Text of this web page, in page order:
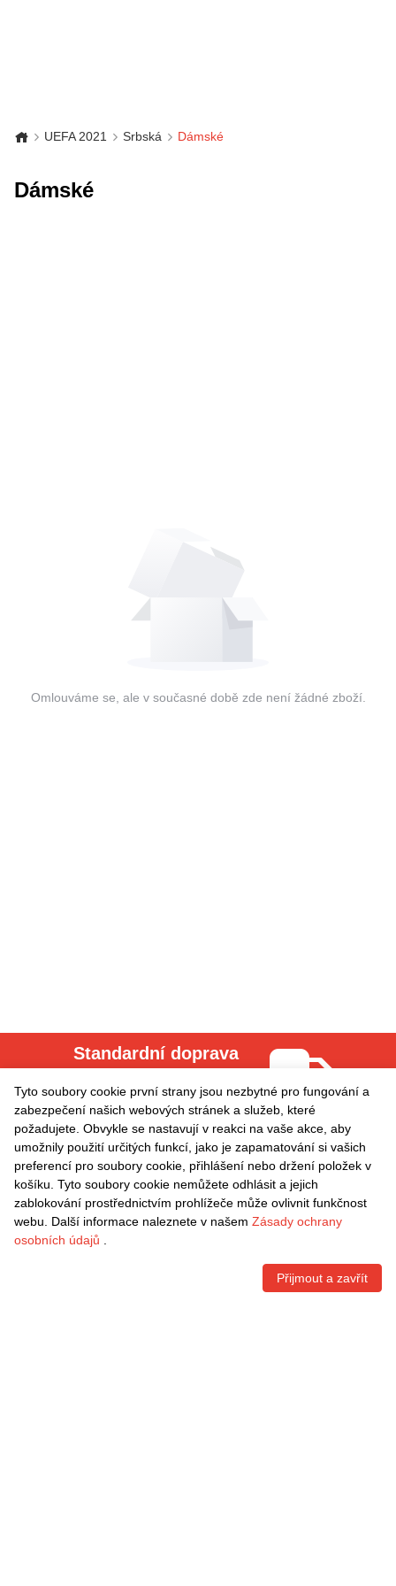
UEFA 2021 Srbská Dámské
Dámské
Omlouváme se, ale v současné době zde není žádné zboží.
Standardní doprava
Odběr aktualit
Přihlášení
Informace
Tyto soubory cookie první strany jsou nezbytné pro fungování a
zabezpečení našich webových stránek a služeb, které
požadujete. Obvykle se nastavují v reakci na vaše akce, aby
umožnily použití určitých funkcí, jako je zapamatování si vašich
preferencí pro soubory cookie, přihlášení nebo držení položek v
košíku. Tyto soubory cookie nemůžete odhlásit a jejich
zablokování prostřednictvím prohlížeče může ovlivnit funkčnost
webu. Další informace naleznete v našem Zásady ochrany
osobních údajů
Přijmout a zavřít